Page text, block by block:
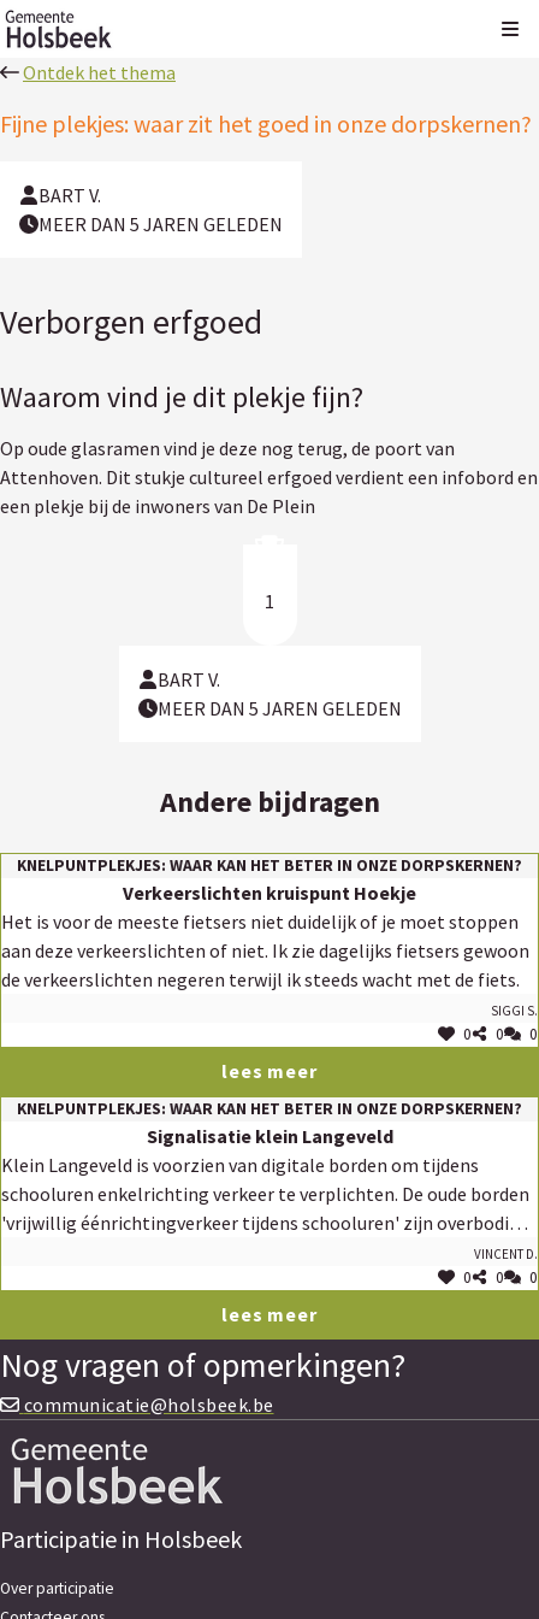
Ontdek het thema
Fijne plekjes: waar zit het goed in onze dorpskernen?
BART V.
MEER DAN 5 JAREN GELEDEN
Verborgen erfgoed
Waarom vind je dit plekje fijn?
Op oude glasramen vind je deze nog terug, de poort van
Attenhoven. Dit stukje cultureel erfgoed verdient een infobord en
een plekje bij de inwoners van De Plein
1
BART V.
MEER DAN 5 JAREN GELEDEN
Andere bijdragen
KNELPUNTPLEKJES: WAAR KAN HET BETER IN ONZE DORPSKERNEN?
Verkeerslichten kruispunt Hoekje
Het is voor de meeste fietsers niet duidelijk of je moet stoppen
aan deze verkeerslichten of niet. Ik zie dagelijks fietsers gewoon
de verkeerslichten negeren terwijl ik steeds wacht met de fiets.
Siggi S.
0 0 0
lees meer
KNELPUNTPLEKJES: WAAR KAN HET BETER IN ONZE DORPSKERNEN?
Signalisatie klein Langeveld
Klein Langeveld is voorzien van digitale borden om tijdens
schooluren enkelrichting verkeer te verplichten. De oude borden
'vrijwillig éénrichtingverkeer tijdens schooluren' zijn overbodig
men ze nu soms afplakt, wat niet reglementair is en daarmee
een slecht signaal voor de schoolgaande jeugd.
Vincent D.
0 0 0
lees meer
Nog vragen of opmerkingen?
communicatie@holsbeek.be
Participatie in Holsbeek
Over participatie